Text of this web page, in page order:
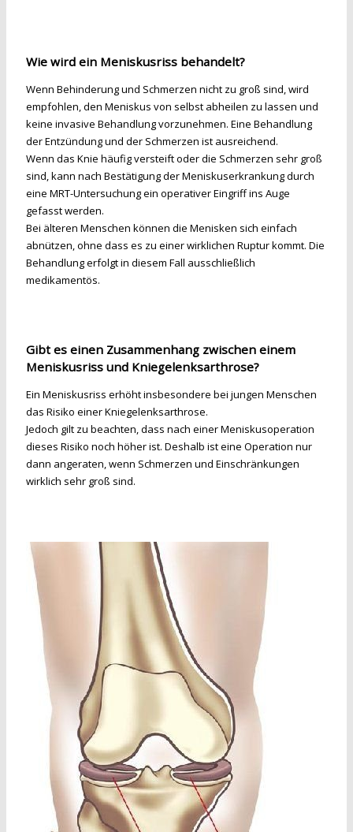
Wie wird ein Meniskusriss behandelt?
Wenn Behinderung und Schmerzen nicht zu groß sind, wird
empfohlen, den Meniskus von selbst abheilen zu lassen und
keine invasive Behandlung vorzunehmen. Eine Behandlung
der Entzündung und der Schmerzen ist ausreichend.
Wenn das Knie häufig versteift oder die Schmerzen sehr groß
sind, kann nach Bestätigung der Meniskuserkrankung durch
eine MRT-Untersuchung ein operativer Eingriff ins Auge
gefasst werden.
Bei älteren Menschen können die Menisken sich einfach
abnützen, ohne dass es zu einer wirklichen Ruptur kommt. Die
Behandlung erfolgt in diesem Fall ausschließlich
medikamentös.
Gibt es einen Zusammenhang zwischen einem
Meniskusriss und Kniegelenksarthrose?
Ein Meniskusriss erhöht insbesondere bei jungen Menschen
das Risiko einer Kniegelenksarthrose.
Jedoch gilt zu beachten, dass nach einer Meniskusoperation
dieses Risiko noch höher ist. Deshalb ist eine Operation nur
dann angeraten, wenn Schmerzen und Einschränkungen
wirklich sehr groß sind.